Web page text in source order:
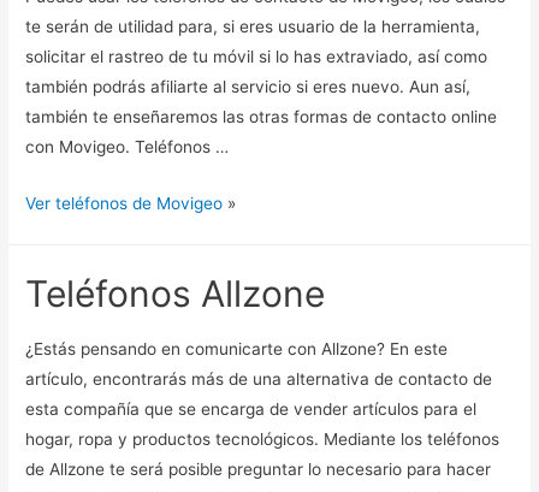
te serán de utilidad para, si eres usuario de la herramienta,
solicitar el rastreo de tu móvil si lo has extraviado, así como
también podrás afiliarte al servicio si eres nuevo. Aun así,
también te enseñaremos las otras formas de contacto online
con Movigeo. Teléfonos …
Ver teléfonos de Movigeo »
Teléfonos Allzone
¿Estás pensando en comunicarte con Allzone? En este
artículo, encontrarás más de una alternativa de contacto de
esta compañía que se encarga de vender artículos para el
hogar, ropa y productos tecnológicos. Mediante los teléfonos
de Allzone te será posible preguntar lo necesario para hacer